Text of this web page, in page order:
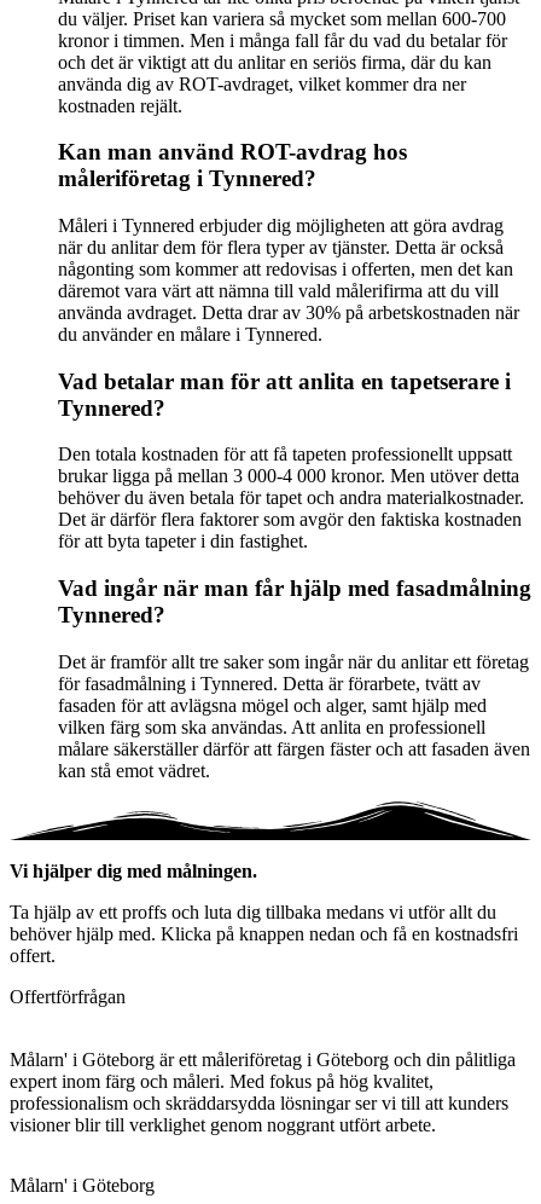
du väljer. Priset kan variera så mycket som mellan 600-700
kronor i timmen. Men i många fall får du vad du betalar för
och det är viktigt att du anlitar en seriös firma, där du kan
använda dig av ROT-avdraget, vilket kommer dra ner
kostnaden rejält.
Kan man använd ROT-avdrag hos
måleriföretag i Tynnered?
Måleri i Tynnered erbjuder dig möjligheten att göra avdrag
när du anlitar dem för flera typer av tjänster. Detta är också
någonting som kommer att redovisas i offerten, men det kan
däremot vara värt att nämna till vald målerifirma att du vill
använda avdraget. Detta drar av 30% på arbetskostnaden när
du använder en målare i Tynnered.
Vad betalar man för att anlita en tapetserare i
Tynnered?
Den totala kostnaden för att få tapeten professionellt uppsatt
brukar ligga på mellan 3 000-4 000 kronor. Men utöver detta
behöver du även betala för tapet och andra materialkostnader.
Det är därför flera faktorer som avgör den faktiska kostnaden
för att byta tapeter i din fastighet.
Vad ingår när man får hjälp med fasadmålning
Tynnered?
Det är framför allt tre saker som ingår när du anlitar ett företag
för fasadmålning i Tynnered. Detta är förarbete, tvätt av
fasaden för att avlägsna mögel och alger, samt hjälp med
vilken färg som ska användas. Att anlita en professionell
målare säkerställer därför att färgen fäster och att fasaden även
kan stå emot vädret.
Vi hjälper dig med målningen.
Ta hjälp av ett proffs och luta dig tillbaka medans vi utför allt du
behöver hjälp med. Klicka på knappen nedan och få en kostnadsfri
offert.
Offertförfrågan
Målarn' i Göteborg är ett måleriföretag i Göteborg och din pålitliga
expert inom färg och måleri. Med fokus på hög kvalitet,
professionalism och skräddarsydda lösningar ser vi till att kunders
visioner blir till verklighet genom noggrant utfört arbete.
Målarn' i Göteborg